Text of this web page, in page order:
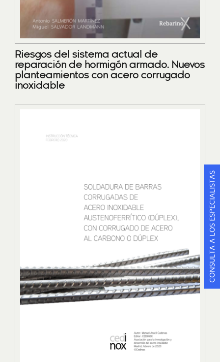
Riesgos del sistema actual de
reparación de hormigón armado. Nuevos
planteamientos con acero corrugado
inoxidable
CONSULTA A LOS ESPECIALISTAS